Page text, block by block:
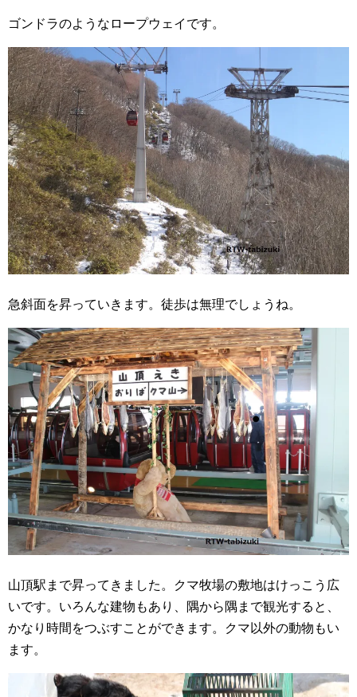
ゴンドラのようなロープウェイです。
急斜面を昇っていきます。徒歩は無理でしょうね。
山頂駅まで昇ってきました。クマ牧場の敷地はけっこう広
いです。いろんな建物もあり、隅から隅まで観光すると、
かなり時間をつぶすことができます。クマ以外の動物もい
ます。